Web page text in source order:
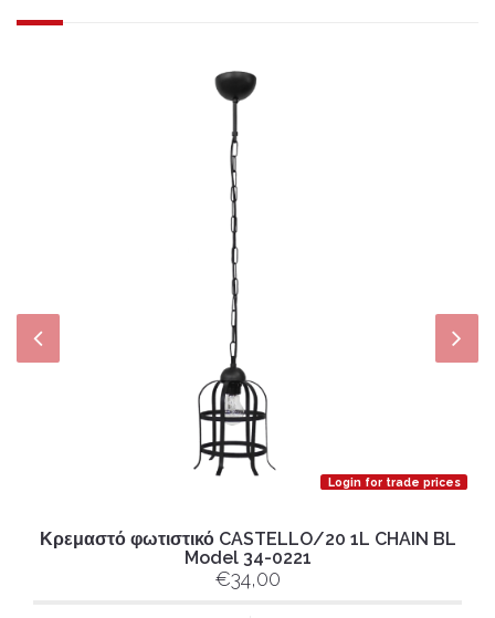
Login for trade prices
Κρεμαστό φωτιστικό CASTELLO/20 1L CHAIN BL
Model 34-0221
€34,00